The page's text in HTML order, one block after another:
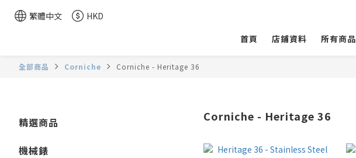
繁體中文 HKD
首頁
店鋪資料 所有商品
全部商品 Corniche Corniche - Heritage 36
精選商品
機械錶
Corniche - Heritage 36